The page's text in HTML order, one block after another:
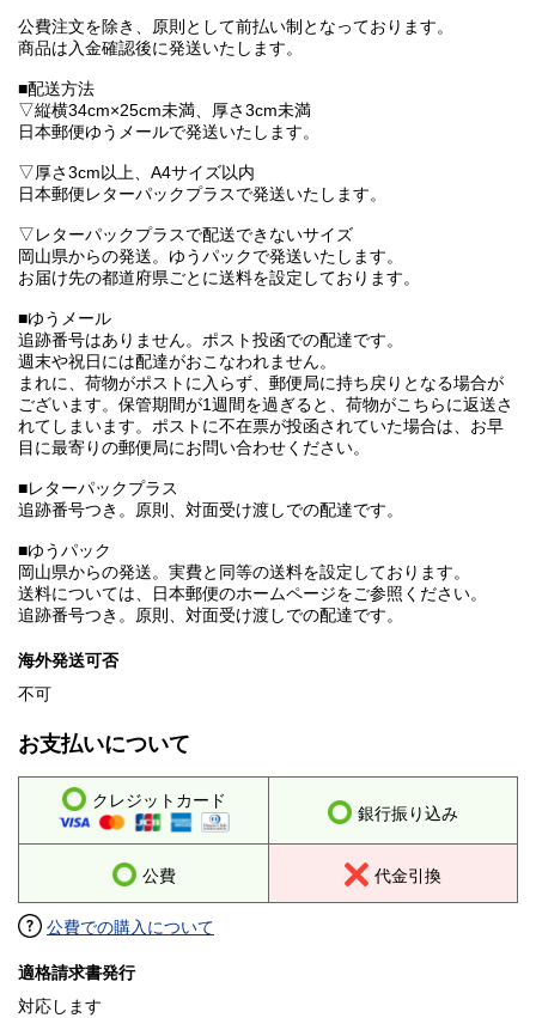
公費注文を除き、原則として前払い制となっております。
商品は入金確認後に発送いたします。
■配送方法
▽縦横34cm×25cm未満、厚さ3cm未満
日本郵便ゆうメールで発送いたします。
▽厚さ3cm以上、A4サイズ以内
日本郵便レターパックプラスで発送いたします。
▽レターパックプラスで配送できないサイズ
岡山県からの発送。ゆうパックで発送いたします。
お届け先の都道府県ごとに送料を設定しております。
■ゆうメール
追跡番号はありません。ポスト投函での配達です。
週末や祝日には配達がおこなわれません。
まれに、荷物がポストに入らず、郵便局に持ち戻りとなる場合が
ございます。保管期間が1週間を過ぎると、荷物がこちらに返送さ
れてしまいます。ポストに不在票が投函されていた場合は、お早
目に最寄りの郵便局にお問い合わせください。
■レターパックプラス
追跡番号つき。原則、対面受け渡しでの配達です。
■ゆうパック
岡山県からの発送。実費と同等の送料を設定しております。
送料については、日本郵便のホームページをご参照ください。
追跡番号つき。原則、対面受け渡しでの配達です。
海外発送可否
不可
お支払いについて
クレジットカード
銀行振り込み
公費 代金引換
公費での購入について
適格請求書発行
対応します